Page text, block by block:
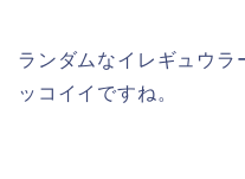
ランダムなイレギュウラ
ッコイイですね。